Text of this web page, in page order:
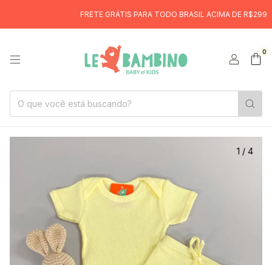
FRETE GRÁTIS PARA TODO BRASIL ACIMA DE R$299
0
1 / 4